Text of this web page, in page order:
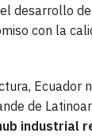
desarrollo
con la
Ecuador
de
industrial